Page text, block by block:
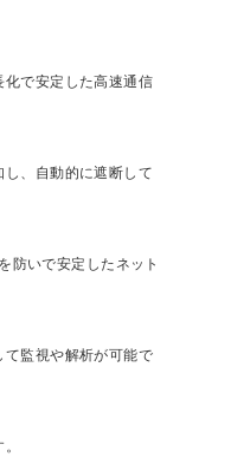
で安定した高速通信
、自動的に遮断して
防いで安定したネット
監視や解析が可能で